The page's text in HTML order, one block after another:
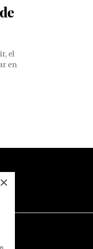
el
en
×